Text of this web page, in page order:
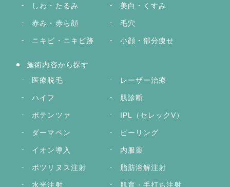
しわ・たるみ 美白・くすみ
赤み・赤ら顔 毛穴
ニキビ・ニキビ跡 小顔・部分痩せ
施術内容から探す
医療脱毛
レーザー治療
ハイフ 肌診断
ポテンツァ IPL（セレックV）
ダーマペン ピーリング
イオン導入 内服薬
ボツリヌス注射 脂肪溶解注射
水光注射 肌育・手打ち注射